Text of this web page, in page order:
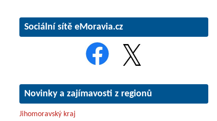
Sociální sítě eMoravia.cz
Novinky a zajímavosti z regionů
Jihomoravský kraj